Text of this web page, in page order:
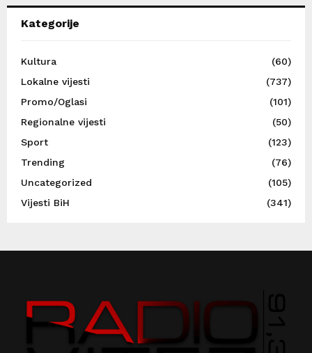
Kategorije
Kultura
(60)
Lokalne vijesti
(737)
Promo/Oglasi
(101)
Regionalne vijesti
(50)
Sport
(123)
Trending
(76)
Uncategorized
(105)
Vijesti BiH
(341)